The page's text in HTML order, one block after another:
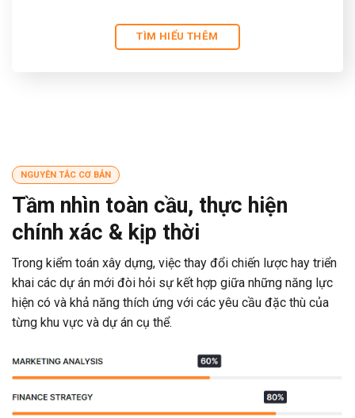
TÌM HIỂU THÊM
NGUYÊN TẮC CƠ BẢN
Tầm nhìn toàn cầu, thực hiện
chính xác & kịp thời
Trong kiểm toán xây dựng, việc thay đổi chiến lược hay triển
khai các dự án mới đòi hỏi sự kết hợp giữa những năng lực
hiện có và khả năng thích ứng với các yêu cầu đặc thù của
từng khu vực và dự án cụ thể.